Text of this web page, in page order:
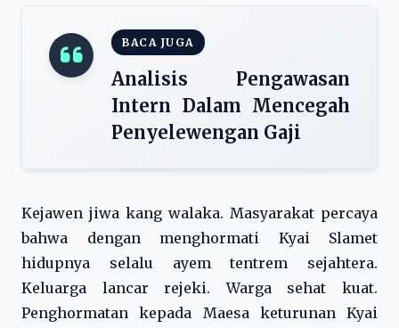
BACA JUGA
Analisis Pengawasan
Intern Dalam Mencegah
Penyelewengan Gaji
Kejawen jiwa kang walaka. Masyarakat percaya
bahwa dengan menghormati Kyai Slamet
hidupnya selalu ayem tentrem sejahtera.
Keluarga lancar rejeki. Warga sehat kuat.
Penghormatan kepada Maesa keturunan Kyai